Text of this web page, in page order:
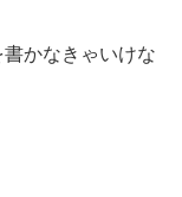
かなきゃいけな